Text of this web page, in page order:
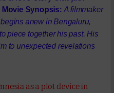
Movie Synopsis: A filmmaker
anew in Bengaluru,
piece together his past. His
to unexpected revelations
as a plot device in